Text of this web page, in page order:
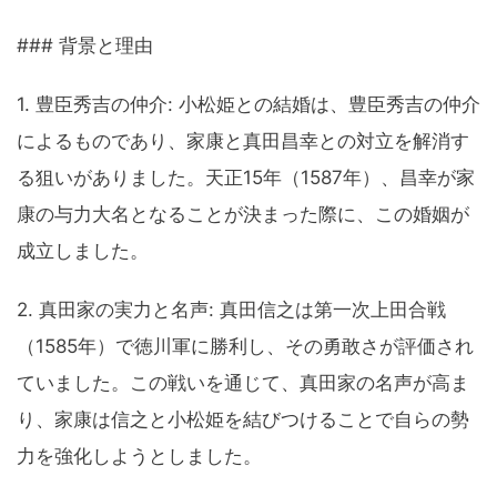
### 背景と理由
1. 豊臣秀吉の仲介: 小松姫との結婚は、豊臣秀吉の仲介
によるものであり、家康と真田昌幸との対立を解消す
る狙いがありました。天正15年（1587年）、昌幸が家
康の与力大名となることが決まった際に、この婚姻が
成立しました。
2. 真田家の実力と名声: 真田信之は第一次上田合戦
（1585年）で徳川軍に勝利し、その勇敢さが評価され
ていました。この戦いを通じて、真田家の名声が高ま
り、家康は信之と小松姫を結びつけることで自らの勢
力を強化しようとしました。